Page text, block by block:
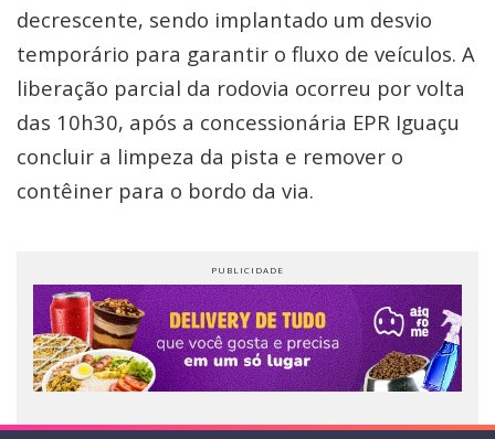
decrescente, sendo implantado um desvio
temporário para garantir o fluxo de veículos. A
liberação parcial da rodovia ocorreu por volta
das 10h30, após a concessionária EPR Iguaçu
concluir a limpeza da pista e remover o
contêiner para o bordo da via.